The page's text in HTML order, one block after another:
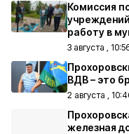
Комиссия
работу в
3 августа ,
ВДВ – это
2 августа ,
железная